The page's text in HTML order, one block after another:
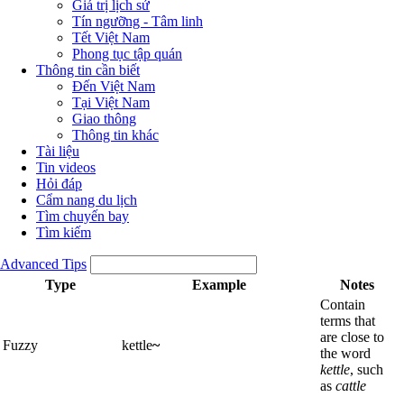
Giá trị lịch sử
Tín ngưỡng - Tâm linh
Tết Việt Nam
Phong tục tập quán
Thông tin cần biết
Đến Việt Nam
Tại Việt Nam
Giao thông
Thông tin khác
Tài liệu
Tin videos
Hỏi đáp
Cẩm nang du lịch
Tìm chuyến bay
Tìm kiếm
Advanced Tips
Type
Example Notes
Fuzzy kettle~
Contain
terms that
are close to
the word
kettle, such
as cattle